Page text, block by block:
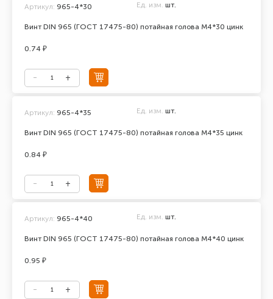
Винт DIN 965 (ГОСТ 17475-80) потайная голова М4*30 цинк
Артикул: 965-4*30 Ед. изм. шт.
0.74 ₽
Винт DIN 965 (ГОСТ 17475-80) потайная голова М4*35 цинк
Артикул: 965-4*35 Ед. изм. шт.
0.84 ₽
Винт DIN 965 (ГОСТ 17475-80) потайная голова М4*40 цинк
Артикул: 965-4*40 Ед. изм. шт.
0.95 ₽